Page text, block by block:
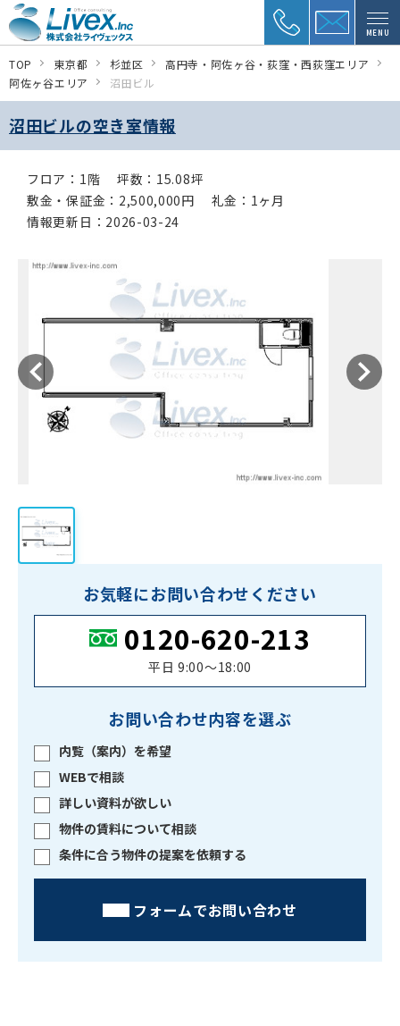
MENU
TOP 東京都 杉並区
高円寺・阿佐ヶ谷・荻窪・西荻窪エリア
阿佐ヶ谷エリア
沼田ビル
沼田ビルの空き室情報
フロア：1階
坪数：15.08坪
敷金・保証金：2,500,000円
礼金：1ヶ月
情報更新日：2026-03-24
お気軽にお問い合わせください
0120-620-213
平日 9:00〜18:00
お問い合わせ内容を選ぶ
内覧（案内）を希望
WEBで相談
詳しい資料が欲しい
物件の賃料について相談
条件に合う物件の提案を依頼する
フォームでお問い合わせ